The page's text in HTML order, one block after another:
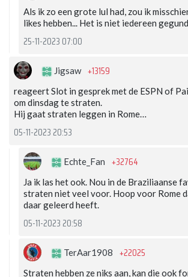
Als ik zo een grote lul had, zou ik
likes hebben... Het is niet iedereen
25-11-2023 07:00
Jigsaw +13159
reageert Slot in gesprek met de ESPN of
om dinsdag te straten.
Hij gaat straten leggen in Rome…
05-11-2023 20:53
Echte_Fan +32764
Ja ik las het ook. Nou in de Braziliaanse
straten niet veel voor. Hoop voor Rome
daar geleerd heeft.
05-11-2023 20:58
TerAar1908 +22025
Straten hebben ze niks aan, kan die ook